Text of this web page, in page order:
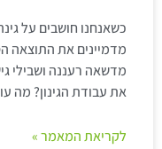
כשאנחנו חושבים על
מדמיינים את התוצאה
מדשאה רעננה ושבילי
את עבודת הגינון? מה
לקריאת המאמר »